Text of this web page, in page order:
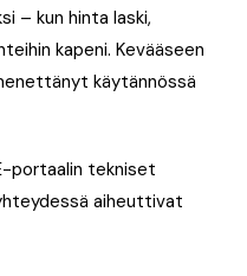
– kun hinta laski,
kapeni. Kevääseen
käytännössä
portaalin tekniset
aiheuttivat